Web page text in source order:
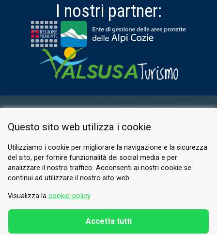
I nostri partner:
PRIVACY POLICY
© 2026 Valle di Susa
Tesori di Arte e Cultura Alpina
Tel.
E-mail.info@vallesusa-tesori.it
Questo sito web utilizza i cookie
Utilizziamo i cookie per migliorare la navigazione e la sicurezza
del sito, per fornire funzionalità dei social media e per
analizzare il nostro traffico. Acconsenti ai nostri cookie se
continui ad utilizzare il nostro sito web.
Visualizza la cookie-policy
Accetta tutti